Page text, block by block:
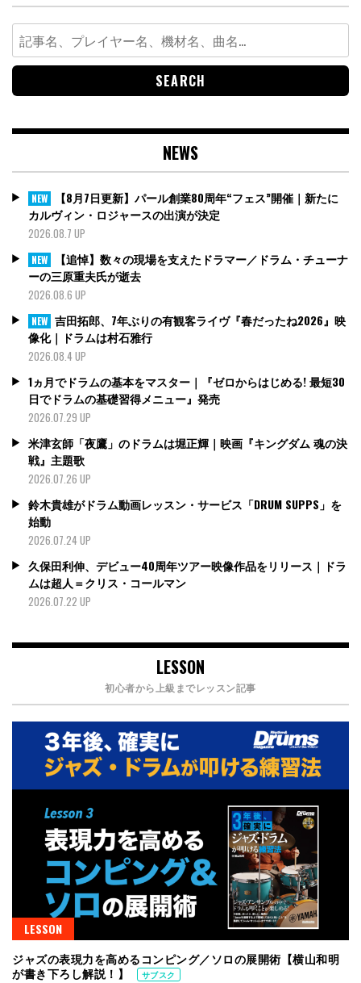
Search
for:
NEWS
NEW
【8月7日更新】パール創業80周年“フェス”開催｜新たに
カルヴィン・ロジャースの出演が決定
2026.08.7 UP
NEW
【追悼】数々の現場を支えたドラマー／ドラム・チューナ
ーの三原重夫氏が逝去
2026.08.6 UP
NEW 吉田拓郎、7年ぶりの有観客ライヴ『春だったね2026』映
像化｜ドラムは村石雅行
2026.08.4 UP
1ヵ月でドラムの基本をマスター｜『ゼロからはじめる! 最短30
日でドラムの基礎習得メニュー』発売
2026.07.29 UP
米津玄師「夜鷹」のドラムは堀正輝｜映画『キングダム 魂の決
戦』主題歌
2026.07.26 UP
鈴木貴雄がドラム動画レッスン・サービス「DRUM SUPPS」を
始動
2026.07.24 UP
久保田利伸、デビュー40周年ツアー映像作品をリリース｜ドラ
ムは超人＝クリス・コールマン
2026.07.22 UP
LESSON
初心者から上級までレッスン記事
LESSON
ジャズの表現力を高めるコンピング／ソロの展開術【横山和明
が書き下ろし解説！】
サブスク